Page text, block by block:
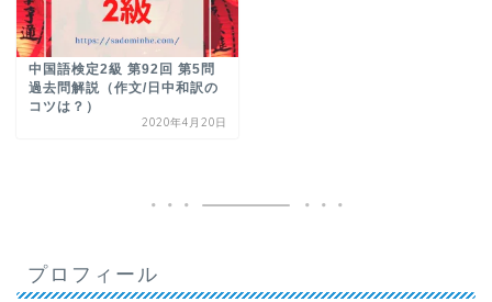
中国語検定2級 第92回 第5問
過去問解説（作文/日中和訳の
コツは？）
2020年4月20日
プロフィール